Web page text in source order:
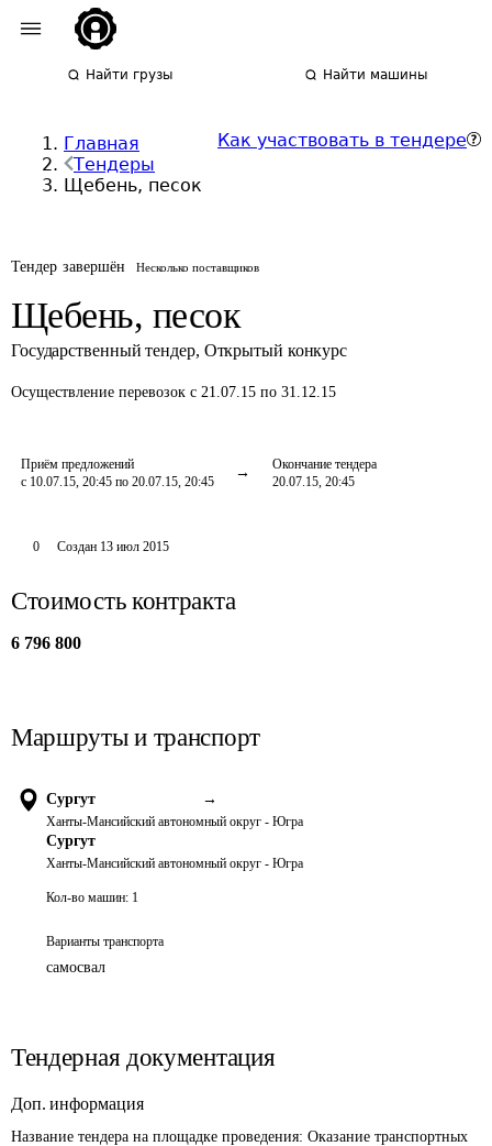
Найти грузы Найти машины
Главная
Тендеры
Щебень, песок
Как участвовать в тендере
Тендер завершён Несколько поставщиков
Щебень, песок
Государственный тендер, Открытый конкурс
Осуществление перевозок с 21.07.15 по 31.12.15
Приём предложений
с 10.07.15, 20:45 по 20.07.15, 20:45
Окончание тендера
20.07.15, 20:45
0 Создан 13 июл 2015
Стоимость контракта
6 796 800
Маршруты и транспорт
Сургут →
Ханты-Мансийский автономный округ - Югра
Сургут
Ханты-Мансийский автономный округ - Югра
Кол-во машин: 1
Варианты транспорта
самосвал
Тендерная документация
Доп. информация
Название тендера на площадке проведения: Оказание транспортных